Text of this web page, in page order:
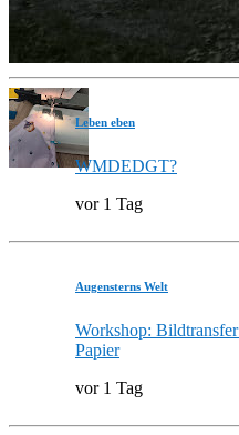
Leben eben
WMDEDGT?
vor 1 Tag
Augensterns Welt
Workshop:
Papier
vor 1 Tag